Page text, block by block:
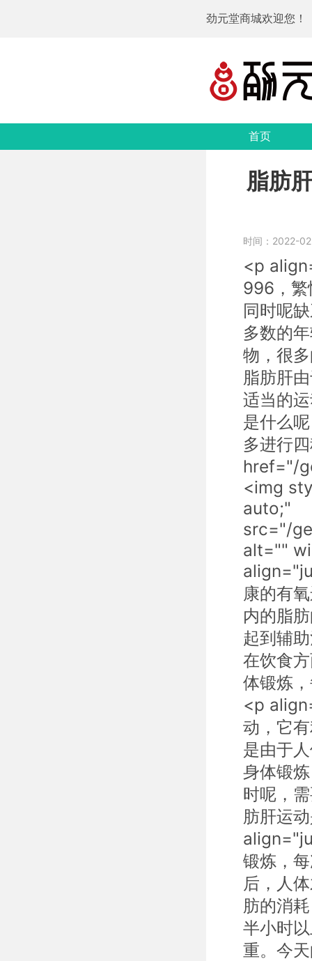
劲元堂商城欢迎您！
首页
脂肪
时间：2022-
<p
996，繁
同时呢
多数的
物，很
脂肪肝
适当的
是什么
多进行
href="/
<img
auto;"
src="/
alt=""
康的有
内的脂
起到辅
在饮食
体锻炼
<p
动，它
是由于
身体锻
时呢，
肪肝运
锻炼，
后，人
肪的消
半小时
重。今